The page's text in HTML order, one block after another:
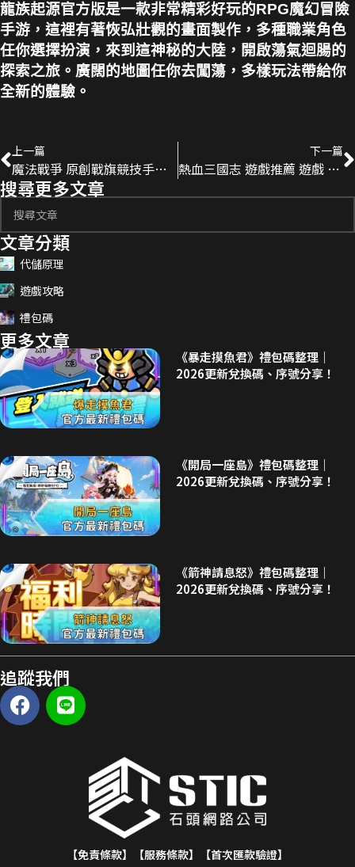
龍族起源官方版是一款非常精彩好玩的RPG魔幻冒險
手游，這裡有著恢弘壯觀的畫面製作，多種職業角色
任你選擇扮演，來到這神秘的大陸，開啟蕩氣迴腸的
探索之旅。廣闊的地圖任你去闖蕩，多樣玩法帶給你
全新的體驗。
上一篇
魔法戰爭 原創戰旗競技手遊 遊戲推薦 遊戲 代儲
下一篇
熱血三國志 遊戲推薦 遊戲 代儲
搜尋更多文章
文章分類
代儲原理
遊戲攻略
禮包碼
更多文章
《暴走摸魚君》禮包碼整理｜
2026更新兌換碼、序號分享！
《開局一座島》禮包碼整理｜
2026更新兌換碼、序號分享！
《箭神請息怒》禮包碼整理｜
2026更新兌換碼、序號分享！
追蹤我們
【免責條款】 【服務條款】 【首次匯款驗證】